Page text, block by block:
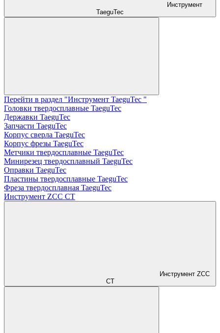
Инструмент
TaeguTec
Перейти в раздел "Инструмент TaeguTec "
Головки твердосплавные TaeguTec
Державки TaeguTec
Запчасти TaeguTec
Корпус сверла TaeguTec
Корпус фрезы TaeguTec
Метчики твердосплавные TaeguTec
Минирезец твердосплавный TaeguTec
Оправки TaeguTec
Пластины твердосплавные TaeguTec
Фреза твердосплавная TaeguTec
Инструмент ZCС CT
Инструмент ZCС
CT